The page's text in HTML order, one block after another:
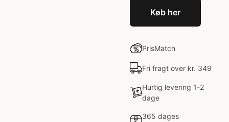
Køb her
PrisMatch
Fri fragt over kr. 349
Hurtig levering 1-2
dage
365 dages